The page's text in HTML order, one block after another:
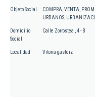
Objeto Social
COMPRA, VENTA,
URBANOS,
Domicilio
Social
Calle Zorrostea , 4 - B
Localidad Vitoria-gasteiz